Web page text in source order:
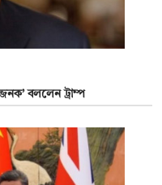
বললেন ট্রাম্প